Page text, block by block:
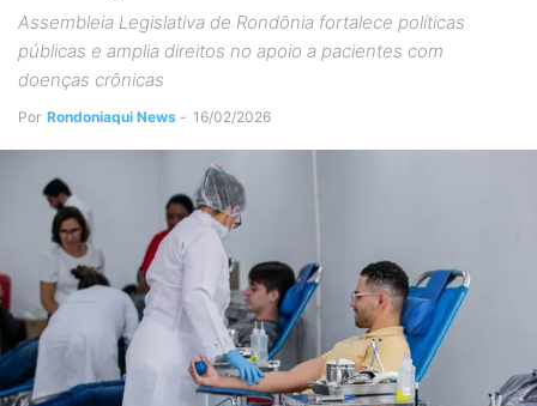
Assembleia Legislativa de Rondônia fortalece políticas
públicas e amplia direitos no apoio a pacientes com
doenças crônicas
Por Rondoniaqui News - 16/02/2026